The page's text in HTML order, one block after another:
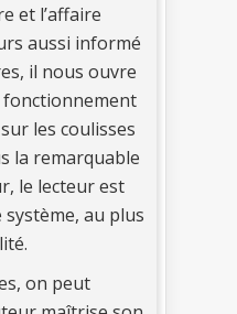
et l’affaire
aussi informé
il nous ouvre
les coulisses
la remarquable
le lecteur est
au plus
on peut